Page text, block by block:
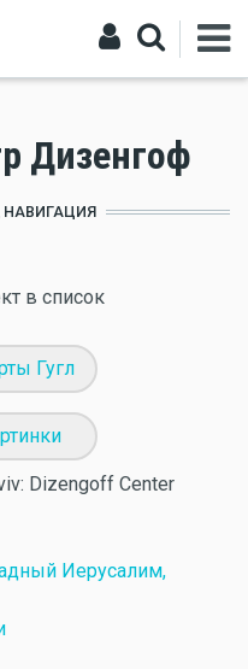
Дизенгоф
в список
Гугл
Dizengoff Center
Иерусалим,